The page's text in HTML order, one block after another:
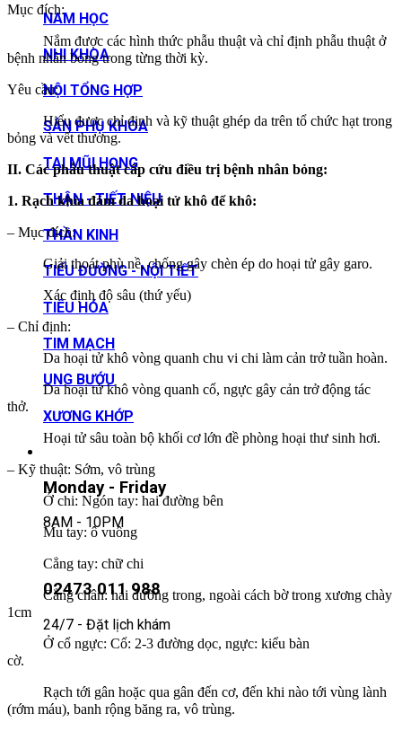
NAM HỌC
NHI KHOA
NỘI TỔNG HỢP
SẢN PHỤ KHOA
TAI MŨI HỌNG
THẬN - TIẾT NIỆU
THẦN KINH
TIỂU ĐƯỜNG - NỘI TIẾT
TIÊU HÓA
TIM MẠCH
UNG BƯỚU
XƯƠNG KHỚP
Monday - Friday
8AM - 10PM
02473 011 988
24/7 - Đặt lịch khám
Mục đích:
Nắm được các hình thức phẫu thuật và chỉ định phẫu thuật ở
bệnh nhân bỏng trong từng thời kỳ.
Yêu cầu:
Hiểu được chỉ định và kỹ thuật ghép da trên tổ chức hạt trong
bỏng và vết thương.
II. Các phẫu thuật cấp cứu điều trị bệnh nhân bỏng:
1. Rạch khía đám da hoại tử khô để khô:
– Mục đích:
Giải thoát phù nề, chống gây chèn ép do hoại tử gây garo.
Xác định độ sâu (thứ yếu)
– Chỉ định:
Da hoại tử khô vòng quanh chu vi chi làm cản trở tuần hoàn.
Da hoại tử khô vòng quanh cổ, ngực gây cản trở động tác
thở.
Hoại tử sâu toàn bộ khối cơ lớn đề phòng hoại thư sinh hơi.
– Kỹ thuật: Sớm, vô trùng
Ở chi: Ngón tay: hai đường bên
Mu tay: ô vuông
Cẳng tay: chữ chi
Cẳng chân: hai đường trong, ngoài cách bờ trong xương chày
1cm
Ở cổ ngực: Cổ: 2-3 đường dọc, ngực: kiểu bàn
cờ.
Rạch tới gân hoặc qua gân đến cơ, đến khi nào tới vùng lành
(rớm máu), banh rộng băng ra, vô trùng.